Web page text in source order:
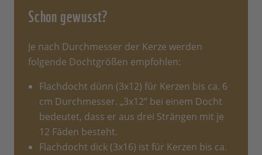
Schon gewusst?
Je nach Durchmesser der Kerze werden
folgende Dochtgrößen empfohlen:
Flachdocht dünn (3x12) für Kerzen bis ca. 6
cm Durchmesser. „3x12“ bei einem Docht
bedeutet, dass er aus drei Strängen mit je
12 Fäden besteht.
Flachdocht dick (3x16) ist für Kerzen bis ca.